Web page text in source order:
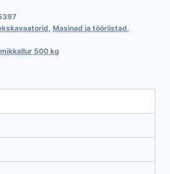
Masinad ja tööriistad
500 kg